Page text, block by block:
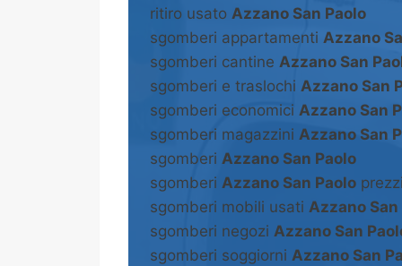
ritiro usato Azzano San Paolo
sgomberi appartamenti Azzano
sgomberi cantine Azzano San
sgomberi e traslochi Azzano San
sgomberi economici Azzano San
sgomberi magazzini Azzano San
sgomberi Azzano San Paolo
sgomberi Azzano San Paolo prezzi
sgomberi mobili usati Azzano San
sgomberi negozi Azzano San
sgomberi soggiorni Azzano San